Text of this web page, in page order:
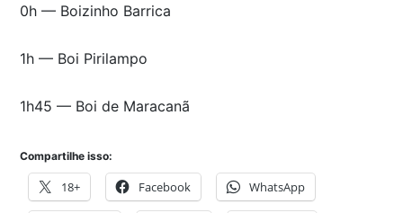
0h — Boizinho Barrica
1h — Boi Pirilampo
1h45 — Boi de Maracanã
Compartilhe isso:
18+ Facebook WhatsApp